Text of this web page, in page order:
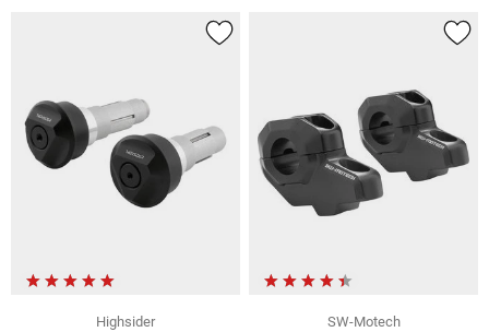
Highsider
SW-Motech